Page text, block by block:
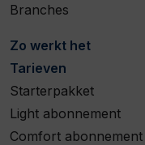
Branches
Zo werkt het
Tarieven
Starterpakket
Light abonnement
Comfort abonnement